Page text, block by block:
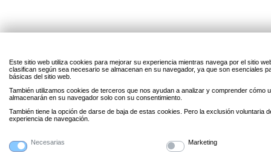
Este sitio web utiliza cookies para mejorar su experiencia mientras navega por el sitio
clasifican según sea necesario se almacenan en su navegador, ya que son esenciales
básicas del sitio web.
También utilizamos cookies de terceros que nos ayudan a analizar y comprender cómo
almacenarán en su navegador solo con su consentimiento.
También tiene la opción de darse de baja de estas cookies. Pero la exclusión voluntaria
experiencia de navegación.
Necesarias Marketing